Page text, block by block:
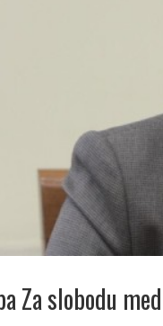
Za slobodu